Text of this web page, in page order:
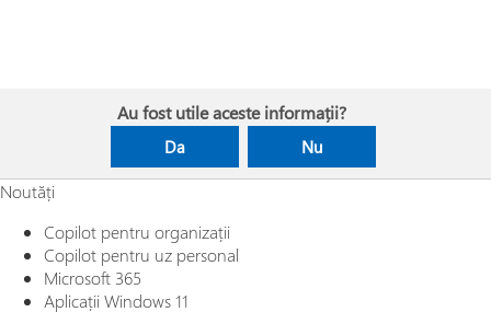
Au fost utile aceste informații?
Da Nu
Noutăți
Copilot pentru organizații
Copilot pentru uz personal
Microsoft 365
Aplicații Windows 11